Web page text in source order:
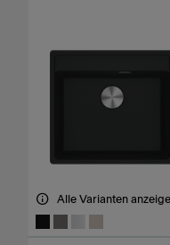
Alle Varianten